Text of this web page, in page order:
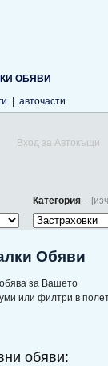
ОБЯВИ
авточасти
Вход за Автокъщи
Категория -
Обяви
за Вашето
или филтри в
обяви: